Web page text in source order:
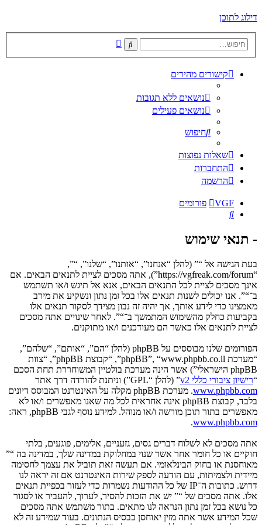
דילוג לתוכן
חיפוש
קישורים מהירים
נושאים ללא תגובות
נושאים פעילים
חיפוש
שאלות נפוצות
התחברות
הרשמה
VGF
פורומים
חיפוש
- תנאי שימוש
בעת הגישה אל “” (להלן “אנחנו”, “אותנו”, “שלנו”, “”,
“https://vgfreak.com/forum”), אתה מסכים לציית לתנאים הבאים. אם
אינך מסכים לציית לכל התנאים הבאים, אנא אל תיגש ו/או תשתמש
ב־“”. אנו יכולים לשנות תנאים אלו בכל זמן נתון ונשקיע את מירב
מאמצינו כדי לידע אותך, אך יהיה זה נבון מצידך לסקור תנאים אלו
בקביעות כחלק מהשימוש המתמשך ב־“”. לאחר שינויים אתה מסכים
לציית לתנאים אלו כאשר הם מעודכנים ו/או מתוקנים.
הפורומים שלנו מבוססים על phpBB (להלן “הם”, “אותם”, “שלהם”,
“מערכת phpBB”, “www.phpbb.co.il”, “קבוצת phpBB”, “צוות
phpBB הישראלי”) אשר הינה מערכת בולטיין המשוחררת תחת הסכם
“רישיון ציבורי כללי v2
” (להלן “GPL”) וניתנת להורדה דרך אתר
www.phpbb.com
. מערכת phpBB מקלה על האינטרנט המבוסס דיונים
בלבד, קבוצת phpBB אינה אחראית לכל מה שאנו מאפשרים ו/או לא
מאפשרים בתור תוכן מורשה ו/או מנוהל. למידע נוסף לגבי phpBB, ראה:
www.phpbb.com
.
אתה מסכים לא לשלוח דברים גסים, גזעניים, אלימים, פוגעים, בלתי
חוקיים או כל חומר אחר אשר שנוי במחלוקת במדינה שלך, במדינה בה “”
מאוחסנת או בחוק הבינלאומי. אם תעשה זאת תוביל את עצמך לחסימה
מיידית ולצמיתות, עם הודעה לספק שירות האינטרנט אם זה יראה לנו
דרוש. כתובות ה־IP של כל ההודעות נשמרות כדי לעזור בכפיית תנאים
אלו. אתה מסכים של “” יש את הזכות להסיר, לערוך, להעביר או לסגור
כל נושא בכל זמן נתון הנראה לנו מתאים. בתור משתמש אתה מסכים
שכל המידע אשר אתה מזין יאוחסן בבסיס הנתונים. בעוד שמידע זה לא